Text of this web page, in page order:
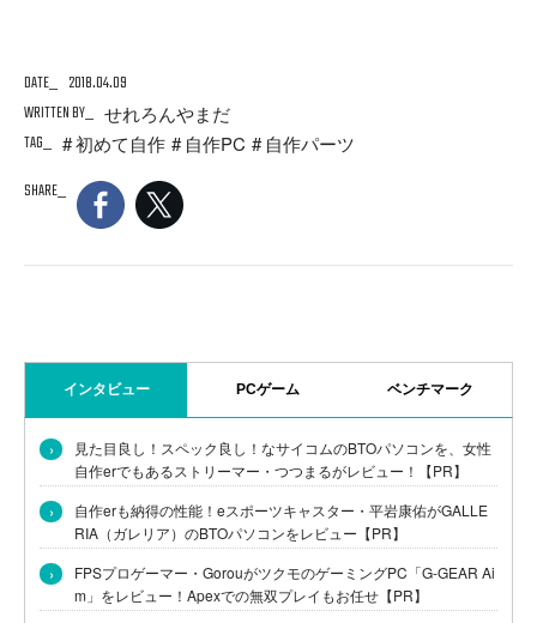
DATE
2018.04.09
WRITTEN BY
せれろんやまだ
TAG
初めて自作 自作PC
自作パーツ
SHARE
インタビュー PCゲーム ベンチマーク
›
見た目良し！スペック良し！なサイコムのBTOパソコンを、女性
自作erでもあるストリーマー・つつまるがレビュー！【PR】
›
自作erも納得の性能！eスポーツキャスター・平岩康佑がGALLE
RIA（ガレリア）のBTOパソコンをレビュー【PR】
›
FPSプロゲーマー・GorouがツクモのゲーミングPC「G-GEAR Ai
m」をレビュー！Apexでの無双プレイもお任せ【PR】